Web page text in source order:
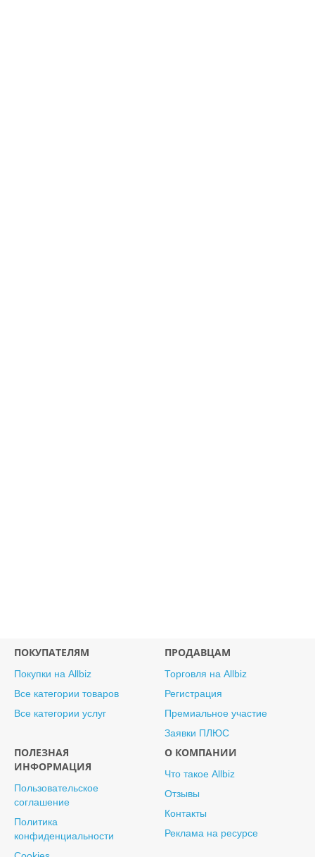
ПОКУПАТЕЛЯМ
Покупки на Allbiz
Все категории товаров
Все категории услуг
ПРОДАВЦАМ
Торговля на Allbiz
Регистрация
Премиальное участие
Заявки ПЛЮС
ПОЛЕЗНАЯ
ИНФОРМАЦИЯ
Пользовательское
соглашение
Политика
конфиденциальности
О КОМПАНИИ
Что такое Allbiz
Отзывы
Контакты
Реклама на ресурсе